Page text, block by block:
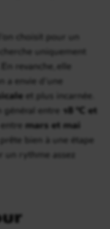
choisit pour un
uniquement
revanche, elle
a envie d’une
et plus incarnée.
général entre 18 °C et
mars et mai
prête bien à une étape
un rythme assez